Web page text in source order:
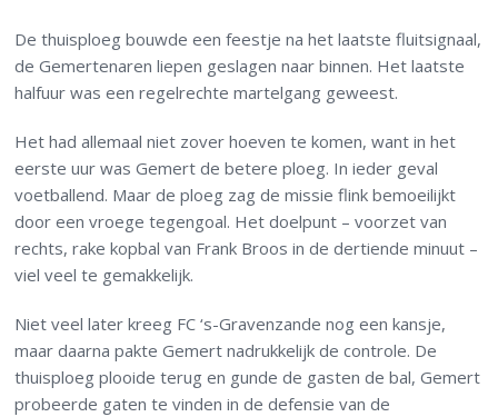
De thuisploeg bouwde een feestje na het laatste fluitsignaal,
de Gemertenaren liepen geslagen naar binnen. Het laatste
halfuur was een regelrechte martelgang geweest.
Het had allemaal niet zover hoeven te komen, want in het
eerste uur was Gemert de betere ploeg. In ieder geval
voetballend. Maar de ploeg zag de missie flink bemoeilijkt
door een vroege tegengoal. Het doelpunt – voorzet van
rechts, rake kopbal van Frank Broos in de dertiende minuut –
viel veel te gemakkelijk.
Niet veel later kreeg FC ‘s-Gravenzande nog een kansje,
maar daarna pakte Gemert nadrukkelijk de controle. De
thuisploeg plooide terug en gunde de gasten de bal, Gemert
probeerde gaten te vinden in de defensie van de